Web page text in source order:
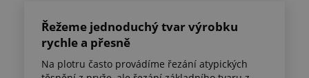
Řežeme jednoduchý tvar výrobku
rychle a přesně
Na plotru často provádíme řezání atypických